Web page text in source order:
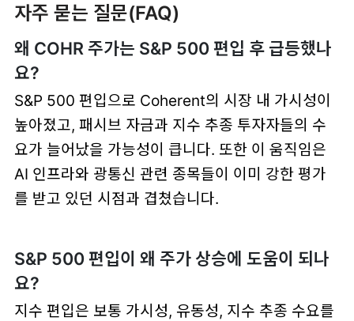
자주 묻는 질문(FAQ)
왜 COHR 주가는 S&P 500 편입 후 급등했나
요?
S&P 500 편입으로 Coherent의 시장 내 가시성이
높아졌고, 패시브 자금과 지수 추종 투자자들의 수
요가 늘어났을 가능성이 큽니다. 또한 이 움직임은
AI 인프라와 광통신 관련 종목들이 이미 강한 평가
를 받고 있던 시점과 겹쳤습니다.
S&P 500 편입이 왜 주가 상승에 도움이 되나
요?
지수 편입은 보통 가시성, 유동성, 지수 추종 수요를